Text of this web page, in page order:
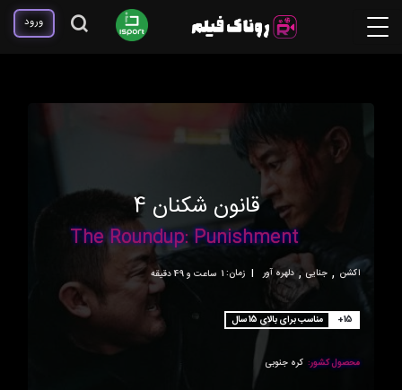
ورود
قانون شکنان 4
The Roundup: Punishment
اکشن , جنایی , دلهره آور | زمان: 1ساعت و 49 دقیقه
+15 مناسب برای بالای 15 سال
محصول کشور: کره جنوبی